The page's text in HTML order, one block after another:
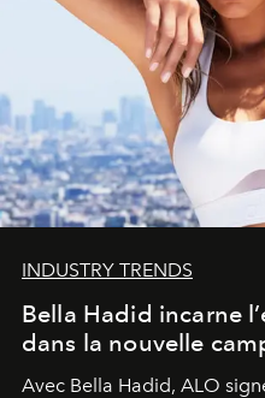
INDUSTRY TRENDS
Bella Hadid incarne
dans la nouvelle
Avec Bella Hadid, ALO